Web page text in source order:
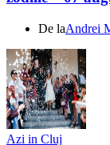
De laAndrei
Azi in Cluj